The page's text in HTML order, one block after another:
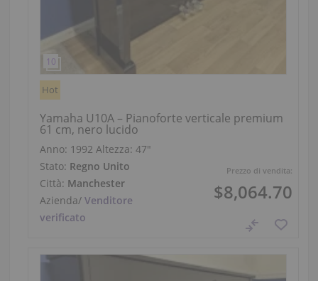
Prezzo di vendita:
$8,064.70
Hot
Yamaha U10A – Pianoforte verticale premium
61 cm, nero lucido
Anno: 1992 Altezza:47″
Stato: Regno Unito
Città: Manchester
Azienda/Venditore
verificato